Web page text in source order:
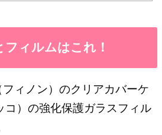
ィルムはこれ！
ィノン）のクリアカバーケ
コ）の強化保護ガラスフィル